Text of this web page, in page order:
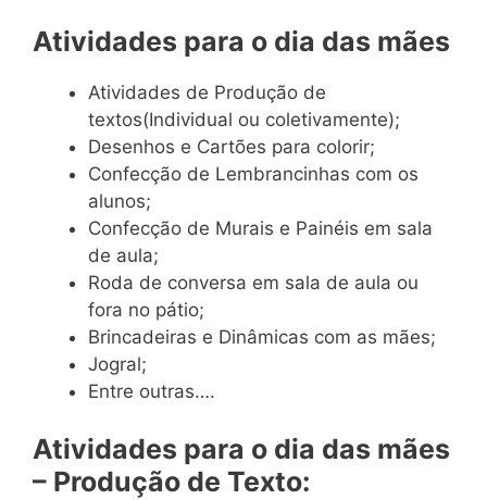
Atividades para o dia das mães
Atividades de Produção de
textos(Individual ou coletivamente);
Desenhos e Cartões para colorir;
Confecção de Lembrancinhas com os
alunos;
Confecção de Murais e Painéis em sala
de aula;
Roda de conversa em sala de aula ou
fora no pátio;
Brincadeiras e Dinâmicas com as mães;
Jogral;
Entre outras….
Atividades para o dia das mães
– Produção de Texto: